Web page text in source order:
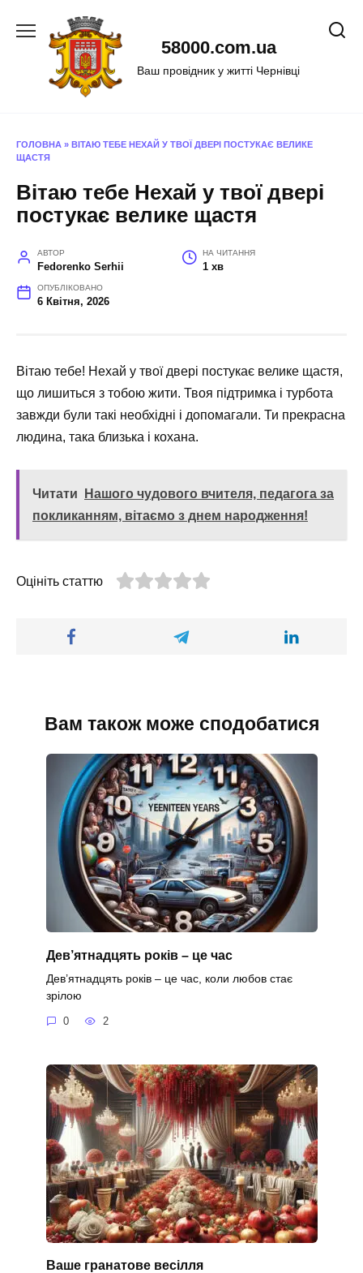
58000.com.ua
Ваш провідник у житті Чернівці
ГОЛОВНА » ВІТАЮ ТЕБЕ НЕХАЙ У ТВОЇ ДВЕРІ ПОСТУКАЄ ВЕЛИКЕ
ЩАСТЯ
Вітаю тебе Нехай у твої двері
постукає велике щастя
АВТОР
Fedorenko Serhii
НА ЧИТАННЯ
1 хв
ОПУБЛІКОВАНО
6 Квітня, 2026
Вітаю тебе! Нехай у твої двері постукає велике щастя,
що лишиться з тобою жити. Твоя підтримка і турбота
завжди були такі необхідні і допомагали. Ти прекрасна
людина, така близька і кохана.
Читати
Нашого чудового вчителя, педагога за
покликанням, вітаємо з днем народження!
Оцініть статтю
Вам також може сподобатися
Дев’ятнадцять років – це час
Дев’ятнадцять років – це час, коли любов стає
зрілою
0 2
Ваше гранатове весілля